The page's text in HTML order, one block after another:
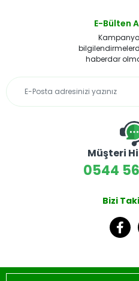
E-Bülten
haberdar
Müşteri
0544
Bizi